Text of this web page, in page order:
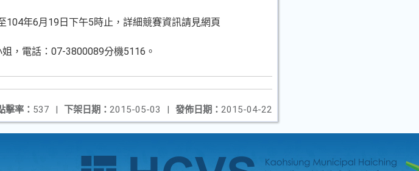
年6月19日下午5時止，詳細競賽資訊請見網頁
，電話：07-3800089分機5116。
發佈日期： 2015-04-22
下架日期： 2015-05-03 |
擊率： 537 |